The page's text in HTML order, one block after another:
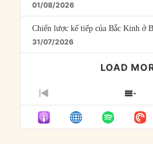
01/08/2026
Chiến lược kế tiếp của Bắc Kinh ở
31/07/2026
LOAD
PREVIOUS
EPISODE
LIST